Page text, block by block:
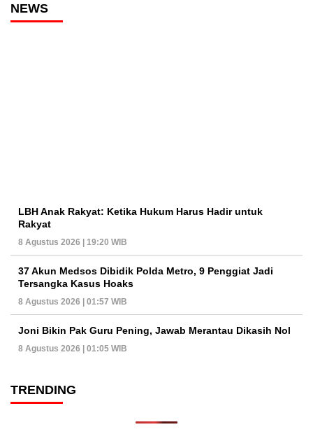
NEWS
LBH Anak Rakyat: Ketika Hukum Harus Hadir untuk
Rakyat
8 Agustus 2026 | 19:20 WIB
37 Akun Medsos Dibidik Polda Metro, 9 Penggiat Jadi
Tersangka Kasus Hoaks
8 Agustus 2026 | 01:57 WIB
Joni Bikin Pak Guru Pening, Jawab Merantau Dikasih Nol
8 Agustus 2026 | 01:05 WIB
TRENDING